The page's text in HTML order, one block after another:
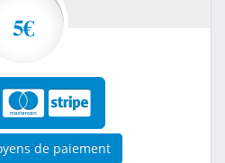
5€
de paiement